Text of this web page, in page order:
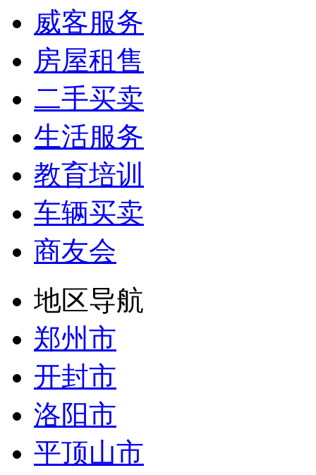
威客服务
房屋租售
二手买卖
生活服务
教育培训
车辆买卖
商友会
地区导航
郑州市
开封市
洛阳市
平顶山市